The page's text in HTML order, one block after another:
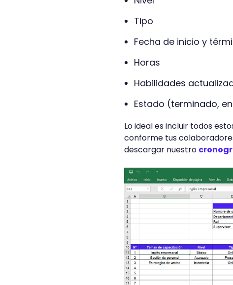
Tipo
Fecha de inicio y
Horas
Habilidades
Estado (terminado,
Lo ideal es incluir todos
conforme tus
descargar nuestro